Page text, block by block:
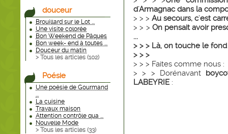
douceur
Brouillard sur le Lot ...
Une visite colorée
Bon Weekend de Pâques
Bon week- end à toutes ...
Douceur du matin
> Tous les articles (102)
Poésie
Une poésie de Gourmand
...
La cuisine
Travaux maison
Attention contrôle qua ...
Nouvelle Mode
> Tous les articles (33)
d'Armagnac dans la
> > >Au secours, c'est
> > > On pensait avoir
...
> > > Là, on touche le fond
> > >
> > > Faites comme nous :
> > > Dorénavant
LABEYRIE :